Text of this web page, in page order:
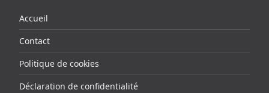
Accueil
Contact
Politique de cookies
Déclaration de confidentialité